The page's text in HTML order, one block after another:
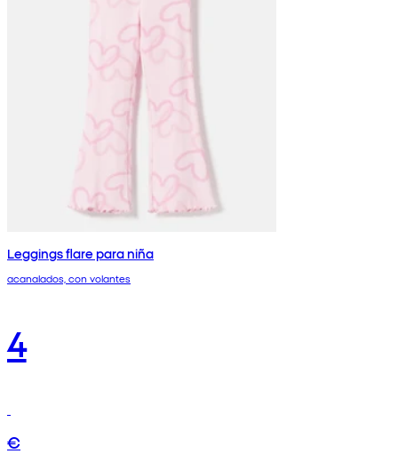
Leggings flare para niña
acanalados, con volantes
4
€